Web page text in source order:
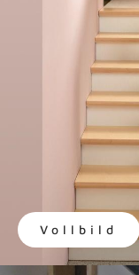
Vollbild